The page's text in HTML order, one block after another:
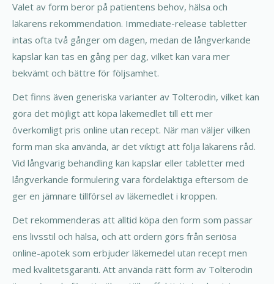
Valet av form beror på patientens behov, hälsa och
läkarens rekommendation. Immediate-release tabletter
intas ofta två gånger om dagen, medan de långverkande
kapslar kan tas en gång per dag, vilket kan vara mer
bekvämt och bättre för följsamhet.
Det finns även generiska varianter av Tolterodin, vilket kan
göra det möjligt att köpa läkemedlet till ett mer
överkomligt pris online utan recept. När man väljer vilken
form man ska använda, är det viktigt att följa läkarens råd.
Vid långvarig behandling kan kapslar eller tabletter med
långverkande formulering vara fördelaktiga eftersom de
ger en jämnare tillförsel av läkemedlet i kroppen.
Det rekommenderas att alltid köpa den form som passar
ens livsstil och hälsa, och att ordern görs från seriösa
online-apotek som erbjuder läkemedel utan recept men
med kvalitetsgaranti. Att använda rätt form av Tolterodin